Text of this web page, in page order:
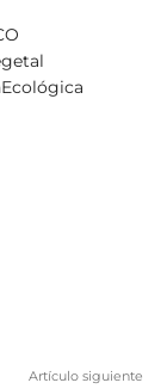
Artículo siguiente